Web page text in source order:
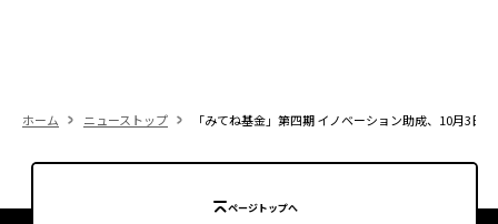
ホーム ニューストップ 「みてね基金」第四期 イノベーション助成、10月3日
ページトップへ